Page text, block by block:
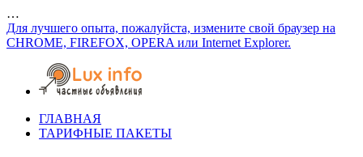
…
Для лучшего опыта, пожалуйста, измените свой браузер на
CHROME, FIREFOX, OPERA или Internet Explorer.
ГЛАВНАЯ
ТАРИФНЫЕ ПАКЕТЫ